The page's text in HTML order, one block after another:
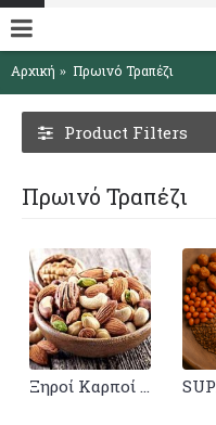
Αρχική Πρωινό Τραπέζι
Product Filters
Πρωινό Τραπέζι